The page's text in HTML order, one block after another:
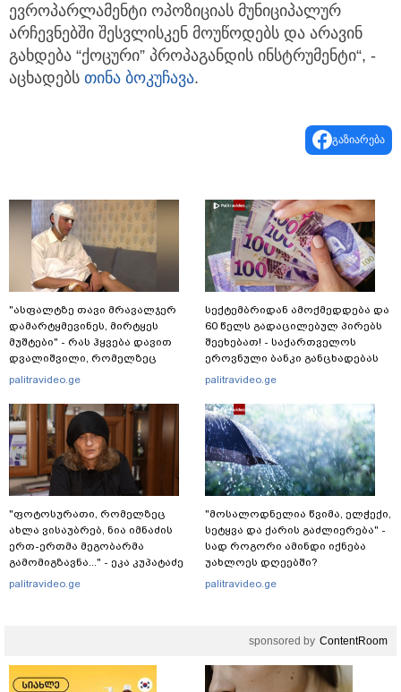
ევროპარლამენტი ოპოზიციას მუნიციპალურ
არჩევნებში შესვლისკენ მოუწოდებს და არავინ
გახდება “ქოცური” პროპაგანდის ინსტრუმენტი“, -
აცხადებს თინა ბოკუჩავა.
გაზიარება
"ასფალტზე თავი მრავალჯერ
დამარტყმევინეს, მირტყეს
მუშტები" - რას ჰყვება დავით
დვალიშვილი, რომელზეც
არასრულწლოვანებმა
palitravideo.ge
"ფოტოსურათი, რომელზეც
ახლა ვისაუბრებ, ნია იმნაძის
ერთ-ერთმა მეგობარმა
გამომიგზავნა..." - ეკა კუპატაძე
palitravideo.ge
სექტემბრიდან ამოქმედდება და
60 წელს გადაცილებულ პირებს
შეეხებათ! - საქართველოს
ეროვნული ბანკი განცხადებას
ავრცელებს
palitravideo.ge
"მოსალოდნელია წვიმა, ელჭექი,
სეტყვა და ქარის გაძლიერება" -
სად როგორი ამინდი იქნება
უახლოეს დღეებში?
palitravideo.ge
sponsored by ContentRoom